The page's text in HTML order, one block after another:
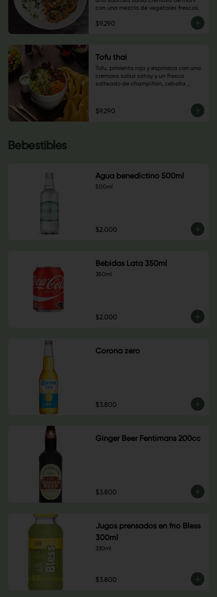
con una mezcla de vegetales frescos.
$9.290
Tofu thai
Tofu, pimiento rojo y espinaca con una
cremosa salsa satay y un fresco
salteado de champiñón, cebolla
$9.290
Bebestibles
Agua benedictino 500ml
500ml
$2.000
Bebidas Lata 350ml
350ml
$2.000
Corona zero
$3.800
Ginger Beer Fentimans 200cc
$3.800
Jugos prensados en frío Bless
300ml
330ml
$3.800